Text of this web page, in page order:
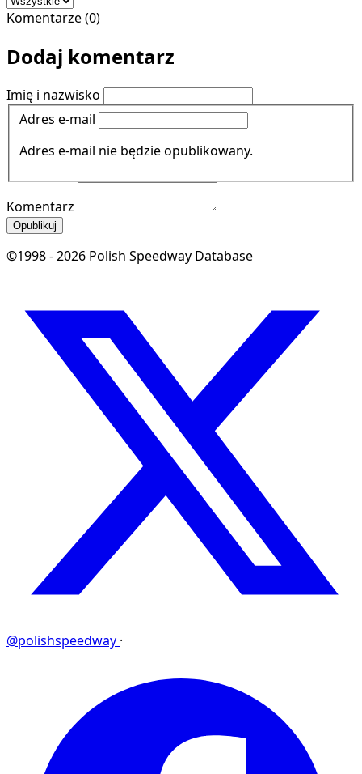
Komentarze (0)
Dodaj komentarz
Imię i nazwisko
Adres e-mail
Adres e-mail nie będzie opublikowany.
Komentarz
Opublikuj
©1998 - 2026 Polish Speedway Database
@polishspeedway ·